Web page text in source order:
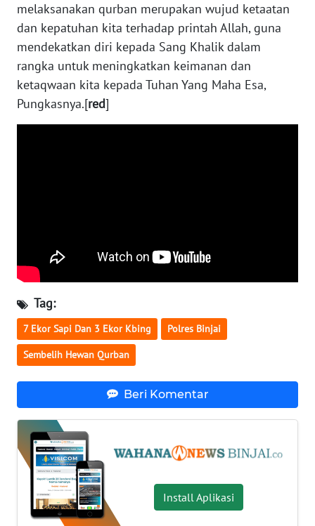
melaksanakan qurban merupakan wujud ketaatan
dan kepatuhan kita terhadap printah Allah, guna
mendekatkan diri kepada Sang Khalik dalam
rangka untuk meningkatkan keimanan dan
ketaqwaan kita kepada Tuhan Yang Maha Esa,
Pungkasnya.[red]
Tag:
7 Ekor Sapi Dan 3 Ekor Kbing Polres Binjai
Sembelih Hewan Qurban
Beri Komentar
Install Aplikasi
BENGKULU
WN
LAMPUNG
WN
WN
JATIM
WN
BALI
WN
WN
KALTENG
WN
KALTARA